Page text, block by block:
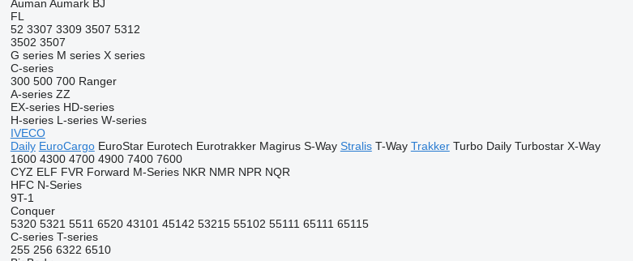
Auman Aumark BJ
FL
52 3307 3309 3507 5312
3502 3507
G series M series X series
C-series
300 500 700 Ranger
A-series ZZ
EX-series HD-series
H-series L-series W-series
IVECO
Daily EuroCargo EuroStar Eurotech Eurotrakker Magirus S-Way Stralis T-Way Trakker Turbo Daily Turbostar X-Way
1600 4300 4700 4900 7400 7600
CYZ ELF FVR Forward M-Series NKR NMR NPR NQR
HFC N-Series
9T-1
Conquer
5320 5321 5511 6520 43101 45142 53215 55102 55111 65111 65115
C-series T-series
255 256 6322 6510